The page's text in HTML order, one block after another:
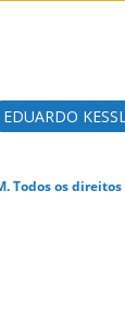
EDUARDO
Todos os